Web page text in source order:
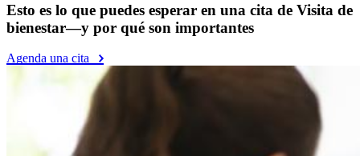
Esto es lo que puedes esperar en una cita de Visita de
bienestar—y por qué son importantes
Agenda una cita